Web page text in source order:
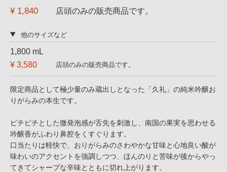
¥ 1,840 店頭のみの販売商品です。
他のサイズなど
1,800 mL
¥ 3,580
店頭のみの販売商品です。
限定商品として極少量のみ蔵出しとなった「久礼」の純米吟醸お
りがらみの本生です。
ピチピチとした微発泡感が舌先を刺激し、南国の果実を思わせる
吟醸香がふわり鼻腔をくすぐります。
口当たりは軽快で、おりがらみのさわやかな甘味と心地良い酸が
味わいのアクセントを強調しつつ、ほんのりと苦味が後からやっ
てきてシャープな辛味とともに切れ上がります。